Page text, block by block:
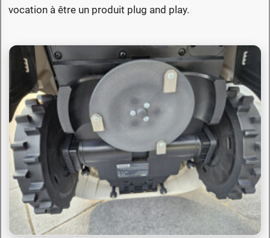
vocation à être un produit plug and play.